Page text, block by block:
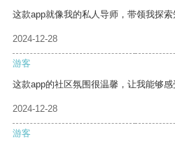
这款app就像我的私人导师，带领我探索
2024-12-28
游客
这款app的社区氛围很温馨，让我能够感
2024-12-28
游客